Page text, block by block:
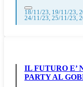
18/11/23, 19/11/23,
24/11/23, 25/11/23,
IL FUTURO E’
PARTY AL